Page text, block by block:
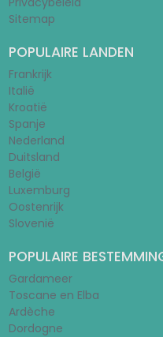
Sitemap
POPULAIRE LANDEN
Frankrijk
Italië
Kroatië
Spanje
Nederland
Duitsland
België
Luxemburg
Oostenrijk
Slovenië
POPULAIRE
Gardameer
Toscane en Elba
Ardèche
Dordogne